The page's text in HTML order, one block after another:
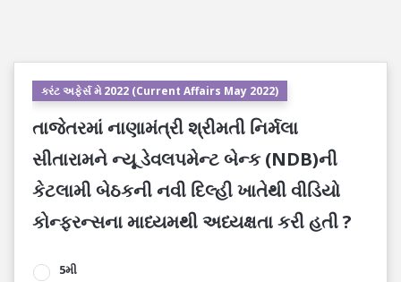
કરંટ અફેર્સ મે 2022 (Current Affairs May 2022)
તાજેતરમાં નાણામંત્રી શ્રીમતી નિર્મલા
સીતારામને ન્યૂ ડેવલપમેન્ટ બેન્ક (NDB)ની
કેટલામી બેઠકની નવી દિલ્હી ખાતેથી વીડિયો
કોન્ફરન્સના માધ્યમથી અધ્યક્ષતા કરી હતી ?
5મી